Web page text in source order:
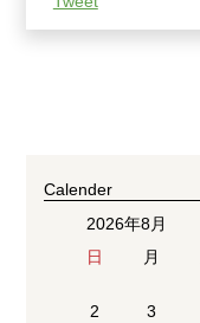
Calender
2026年8月
日
月
2
3